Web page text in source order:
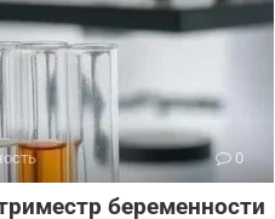
0
беременности